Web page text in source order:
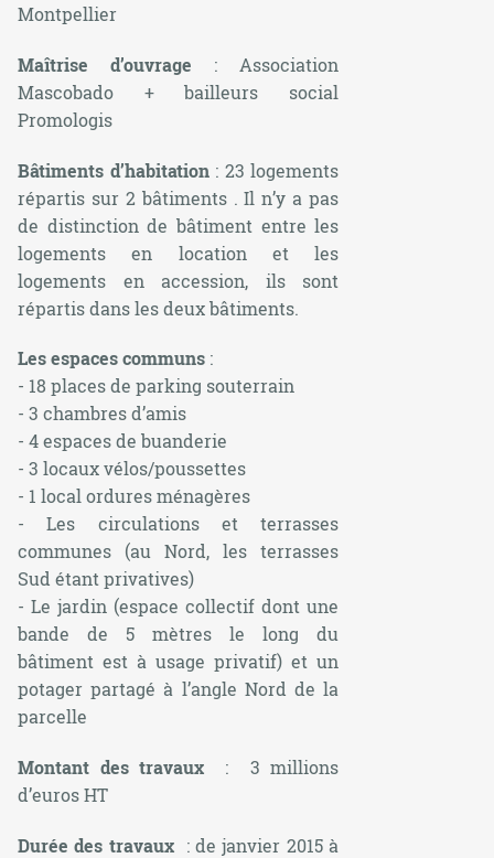
Montpellier
Maîtrise d’ouvrage : Association
Mascobado + bailleurs social
Promologis
Bâtiments d’habitation : 23 logements
répartis sur 2 bâtiments . Il n’y a pas
de distinction de bâtiment entre les
logements en location et les
logements en accession, ils sont
répartis dans les deux bâtiments.
Les espaces communs :
- 18 places de parking souterrain
- 3 chambres d’amis
- 4 espaces de buanderie
- 3 locaux vélos/poussettes
- 1 local ordures ménagères
- Les circulations et terrasses
communes (au Nord, les terrasses
Sud étant privatives)
- Le jardin (espace collectif dont une
bande de 5 mètres le long du
bâtiment est à usage privatif) et un
potager partagé à l’angle Nord de la
parcelle
Montant des travaux : 3 millions
d’euros HT
Durée des travaux: de janvier 2015 à